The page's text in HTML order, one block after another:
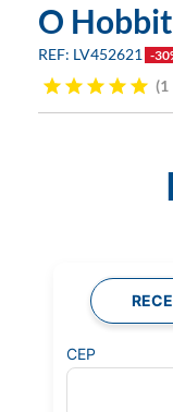
O
LV452621 -
1
CEP